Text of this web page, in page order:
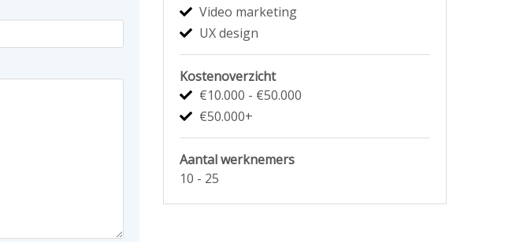
Video marketing
UX design
Kostenoverzicht
€10.000 - €50.000
€50.000+
Aantal werknemers
10 - 25